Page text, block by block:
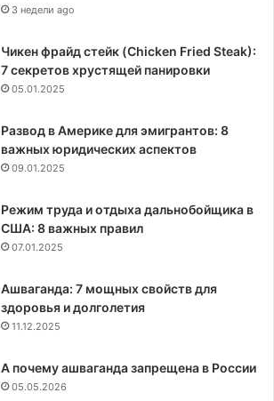
3 недели ago
Чикен фрайд стейк (Chicken Fried Steak):
7 секретов хрустящей панировки
05.01.2025
Развод в Америке для эмигрантов: 8
важных юридических аспектов
09.01.2025
Режим труда и отдыха дальнобойщика в
США: 8 важных правил
07.01.2025
Ашваганда: 7 мощных свойств для
здоровья и долголетия
11.12.2025
А почему ашваганда запрещена в России
05.05.2026